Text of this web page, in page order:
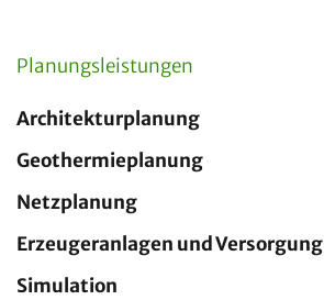
Planungsleistungen
Architekturplanung
Geothermieplanung
Netzplanung
Erzeugeranlagen und Versorgung
Simulation